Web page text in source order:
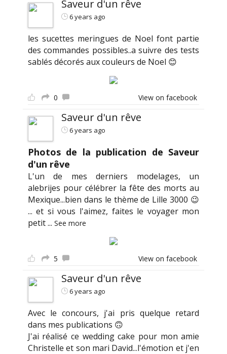
Saveur d'un rêve
6 years ago
les sucettes meringues de Noel font partie
des commandes possibles..a suivre des tests
sablés décorés aux couleurs de Noel 😊
0 View on facebook
Saveur d'un rêve
6 years ago
Photos de la publication de Saveur
d'un rêve
L'un de mes derniers modelages, un
alebrijes pour célébrer la fête des morts au
Mexique...bien dans le thème de Lille 3000 😉
... et si vous l'aimez, faites le voyager mon
petit... See more
5 View on facebook
Saveur d'un rêve
6 years ago
Avec le concours, j'ai pris quelque retard
dans mes publications 🙃
J'ai réalisé ce wedding cake pour mon amie
Christelle et son mari David...l'émotion et j'en